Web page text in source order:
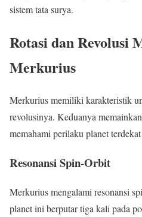
sistem tata surya.
Rotasi dan Revolusi
Merkurius
Merkurius memiliki karakteristik
revolusinya. Keduanya
memahami perilaku planet
Resonansi Spin-Orbit
Merkurius mengalami resonansi
planet ini berputar tiga kali pada